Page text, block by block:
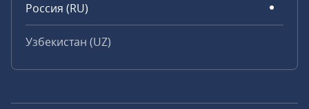
Россия (RU)
Узбекистан (UZ)